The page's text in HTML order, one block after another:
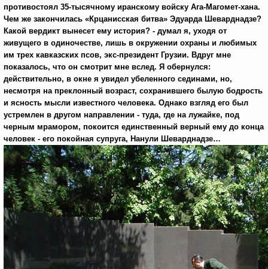
противостоял 35-тысячному иранскому войску Ага-Магомет-хана.
Чем же закончилась «Крцанисская битва» Эдуарда Шеварднадзе?
Какой вердикт вынесет ему история? - думал я, уходя от
живущего в одиночестве, лишь в окружении охраны и любимых
им трех кавказских псов, экс-президент Грузии. Вдруг мне
показалось, что он смотрит мне вслед. Я обернулся:
действительно, в окне я увидел убеленного сединами, но,
несмотря на преклонный возраст, сохранившего былую бодрость
и ясность мысли известного человека. Однако взгляд его был
устремлен в другом направлении - туда, где на лужайке, под
черным мрамором, покоится единственный верный ему до конца
человек - его покойная супруга, Нанули Шеварднадзе…